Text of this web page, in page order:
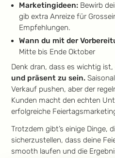
Marketingideen:Bewirb
gib extra Anreize für
Empfehlungen.
Wann du mit der
Mitte bis Ende Oktober
Denk dran, dass es wichtig
und präsent zu sein.
Verkauf pushen, aber der
Kunden macht den echten
erfolgreiche
Trotzdem gibt’s einige Dinge,
sicherzustellen, dass deine
smooth laufen und die